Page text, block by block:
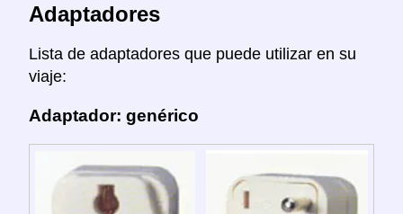
Adaptadores
Lista de adaptadores que puede utilizar en su
viaje:
Adaptador: genérico